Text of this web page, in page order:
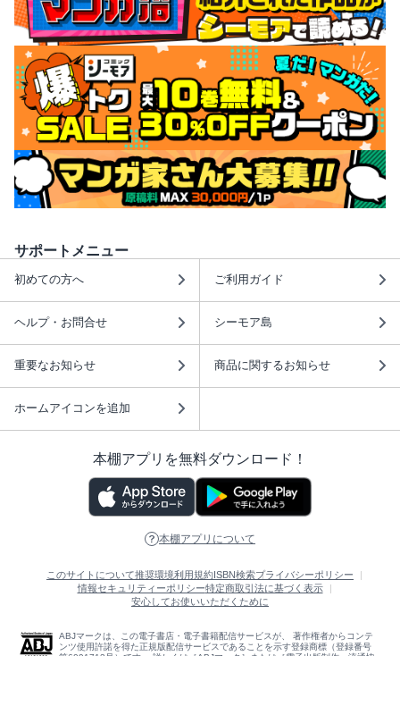
サポートメニュー
初めての方へ ご利用ガイド
ヘルプ・お問合せ シーモア島
重要なお知らせ 商品に関するお知らせ
ホームアイコンを追加
本棚アプリを無料ダウンロード！
本棚アプリについて
このサイトについて推奨環境利用規約ISBN検索プライバシーポリシー
情報セキュリティーポリシー特定商取引法に基づく表示
安心してお使いいただくために
ABJマークは、この電子書店・電子書籍配信サービスが、 著作権者からコンテ
ンツ使用許諾を得た正規版配信サービスであることを示す登録商標（登録番号
第6091713号）です。 詳しくは［ABJマーク］または［電子出版制作・流通協